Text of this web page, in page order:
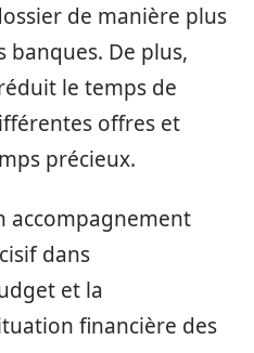
de manière plus
banques. De plus,
le temps de
offres et
précieux.
accompagnement
dans
et la
financière des